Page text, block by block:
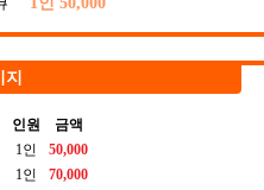
지
인원
금액
1인
50,000
1인
70,000